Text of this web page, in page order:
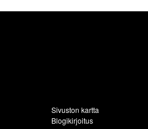
Sivuston kartta
Blogikirjoitus